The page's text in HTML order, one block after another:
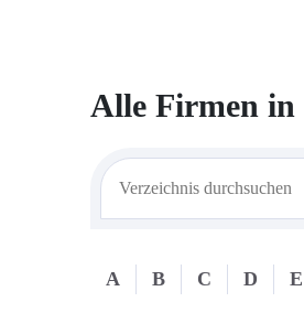
Alle Firmen in
A B C D E